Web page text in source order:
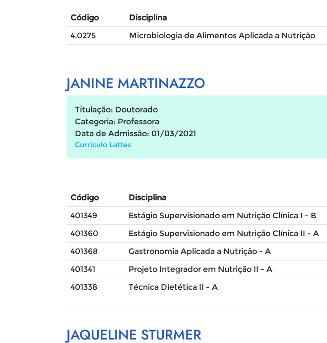
Código Disciplina
4.0275
Microbiologia de Alimentos Aplicada a Nutrição
JANINE MARTINAZZO
Titulação: Doutorado
Categoria: Professora
Data de Admissão: 01/03/2021
Currículo Lattes
Código Disciplina
401349
Estágio Supervisionado em Nutrição Clínica I - B
401360
Estágio Supervisionado em Nutrição Clínica II - A
401368
Gastronomia Aplicada a Nutrição - A
401341
Projeto Integrador em Nutrição II - A
401338
Técnica Dietética II - A
JAQUELINE STURMER